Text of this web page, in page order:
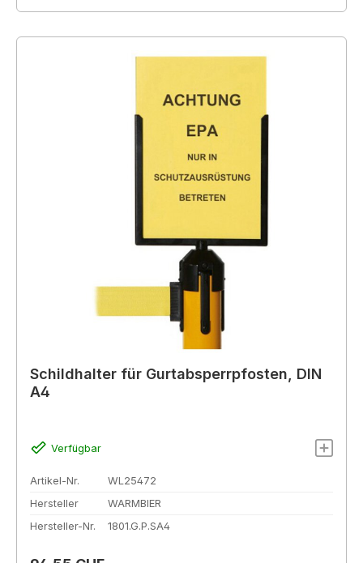
Schildhalter für Gurtabsperrpfosten, DIN
A4
Verfügbar
Artikel-Nr.
WL25472
Hersteller
WARMBIER
Hersteller-Nr.
1801.G.P.SA4